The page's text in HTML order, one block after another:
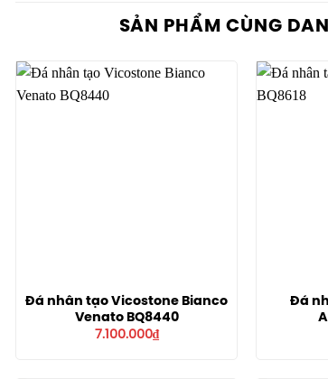
SẢN PHẨM CÙNG
Đá nhân tạo Vicostone Bianco
Venato BQ8440
7.100.000₫
Đá